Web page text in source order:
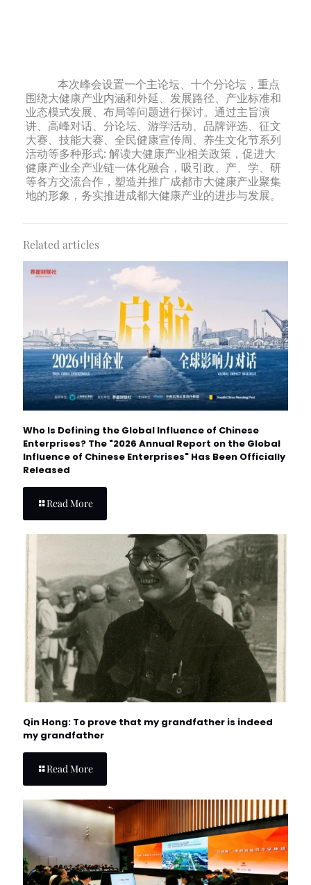
本次峰会设置一个主论坛、十个分论坛，重点
围绕大健康产业内涵和外延、发展路径、产业标准和
业态模式发展、布局等问题进行探讨。通过主旨演
讲、高峰对话、分论坛、游学活动、品牌评选、征文
大赛、技能大赛、全民健康宣传周、养生文化节系列
活动等多种形式: 解读大健康产业相关政策，促进大
健康产业全产业链一体化融合，吸引政、产、学、研
等各方交流合作，塑造并推广成都市大健康产业聚集
地的形象，务实推进成都大健康产业的进步与发展。
Related articles
Who Is Defining the Global Influence of Chinese
Enterprises? The "2026 Annual Report on the Global
Influence of Chinese Enterprises" Has Been Officially
Released
Read More
Qin Hong: To prove that my grandfather is indeed
my grandfather
Read More